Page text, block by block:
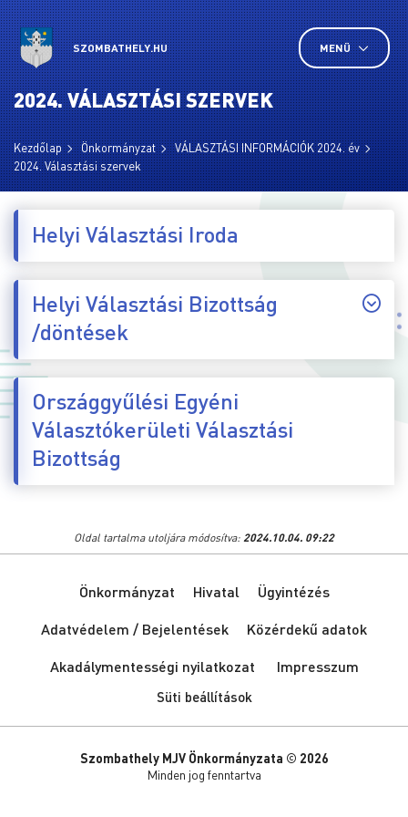
SZOMBATHELY.HU MENÜ
2024. VÁLASZTÁSI SZERVEK
Kezdőlap Önkormányzat
VÁLASZTÁSI INFORMÁCIÓK 2024. év
2024. Választási szervek
Helyi Választási Iroda
Helyi Választási Bizottság
/döntések
Országgyűlési Egyéni
Választókerületi Választási
Bizottság
Oldal tartalma utoljára módosítva: 2024.10.04. 09:22
Önkormányzat Hivatal
Ügyintézés
Adatvédelem / Bejelentések
Közérdekű adatok
Akadálymentességi nyilatkozat
Impresszum
Süti beállítások
Szombathely MJV Önkormányzata © 2026
Minden jog fenntartva